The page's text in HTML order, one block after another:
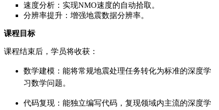
速度分析：实现NMO速度的自动拾取。
分辨率提升：增强地震数据分辨率。
课程目标
课程结束后，学员将收获：
数学建模：能将常规地震处理任务转化为标准的深度学
习数学问题。
代码复现：能独立编写代码，复现领域内主流的深度学